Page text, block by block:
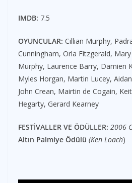
IMDB: 7.5
OYUNCULAR: Cillian Murphy,
Cunningham, Orla Fitzgerald, Mary
Murphy, Laurence Barry, Damien
Myles Horgan, Martin Lucey, Aidan
John Crean, Mairtin de Cogain,
Hegarty, Gerard Kearney
FESTİVALLER VE ÖDÜLLER: 2006
Altın Palmiye Ödülü (Ken Loach)